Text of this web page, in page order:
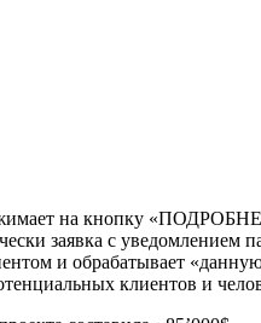
на кнопку
заявка с уведомлением
и обрабатывает
клиентов и